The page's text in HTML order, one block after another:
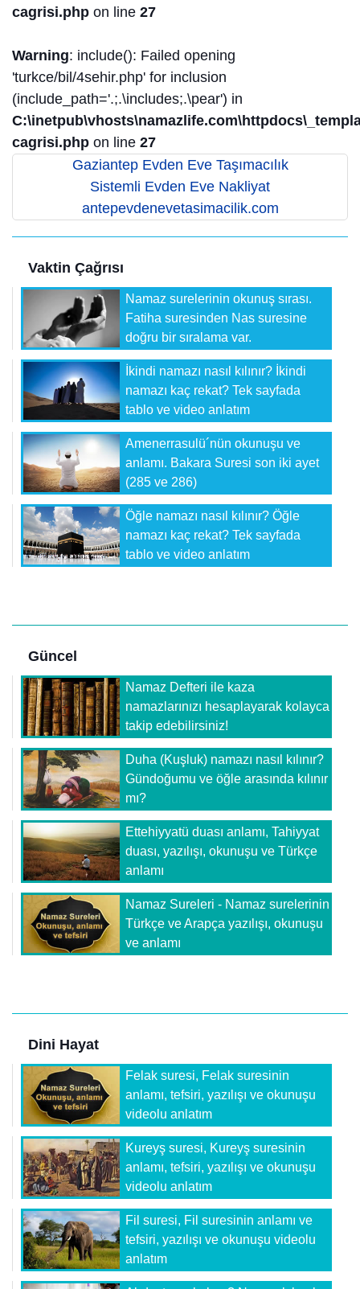
cagrisi.php on line 27
Warning: include(): Failed opening
'turkce/bil/4sehir.php' for inclusion
(include_path='.;.\includes;.\pear') in
cagrisi.php on line 27
Gaziantep Evden Eve Taşımacılık
Sistemli Evden Eve Nakliyat
antepevdenevetasimacilik.com
Vaktin Çağrısı
Namaz surelerinin okunuş sırası.
Fatiha suresinden Nas suresine
doğru bir sıralama var.
İkindi namazı nasıl kılınır? İkindi
namazı kaç rekat? Tek sayfada
tablo ve video anlatım
Amenerrasulü´nün okunuşu ve
anlamı. Bakara Suresi son iki ayet
(285 ve 286)
Öğle namazı nasıl kılınır? Öğle
namazı kaç rekat? Tek sayfada
tablo ve video anlatım
Güncel
Namaz Defteri ile kaza
namazlarınızı hesaplayarak kolayca
takip edebilirsiniz!
Duha (Kuşluk) namazı nasıl kılınır?
Gündoğumu ve öğle arasında kılınır
mı?
Ettehiyyatü duası anlamı, Tahiyyat
duası, yazılışı, okunuşu ve Türkçe
anlamı
Namaz Sureleri - Namaz surelerinin
Türkçe ve Arapça yazılışı, okunuşu
ve anlamı
Dini Hayat
Felak suresi, Felak suresinin
anlamı, tefsiri, yazılışı ve okunuşu
videolu anlatım
Kureyş suresi, Kureyş suresinin
anlamı, tefsiri, yazılışı ve okunuşu
videolu anlatım
Fil suresi, Fil suresinin anlamı ve
tefsiri, yazılışı ve okunuşu videolu
anlatım